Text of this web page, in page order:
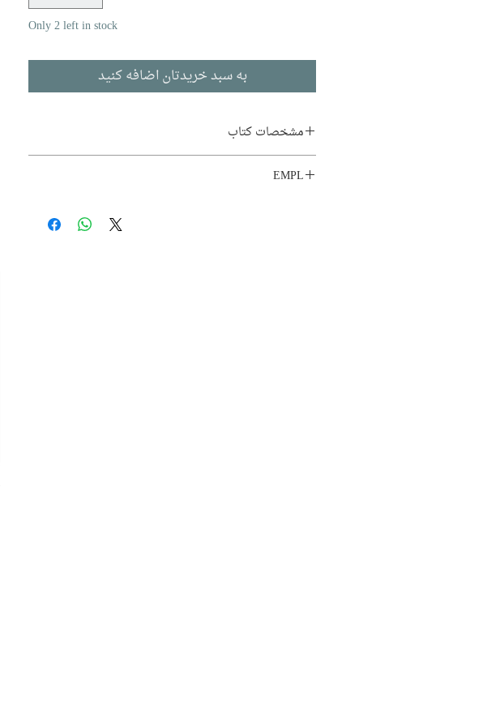
Only 2 left in stock
به سبد خریدتان اضافه کنید
مشخصات کتاب
نویسنده:
EMPL